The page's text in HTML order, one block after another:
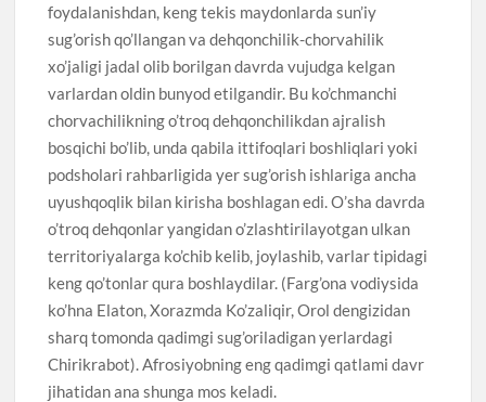
foydalanishdan, keng tekis maydonlarda sun’iy
sug’orish qo’llangan va dehqonchilik-chorvahilik
xo’jaligi jadal olib borilgan davrda vujudga kelgan
varlardan oldin bunyod etilgandir. Bu ko’chmanchi
chorvachilikning o’troq dehqonchilikdan ajralish
bosqichi bo’lib, unda qabila ittifoqlari boshliqlari yoki
podsholari rahbarligida yer sug’orish ishlariga ancha
uyushqoqlik bilan kirisha boshlagan edi. O’sha davrda
o’troq dehqonlar yangidan o’zlashtirilayotgan ulkan
territoriyalarga ko’chib kelib, joylashib, varlar tipidagi
keng qo’tonlar qura boshlaydilar. (Farg’ona vodiysida
ko’hna Elaton, Xorazmda Ko’zaliqir, Orol dengizidan
sharq tomonda qadimgi sug’oriladigan yerlardagi
Chirikrabot). Afrosiyobning eng qadimgi qatlami davr
jihatidan ana shunga mos keladi.